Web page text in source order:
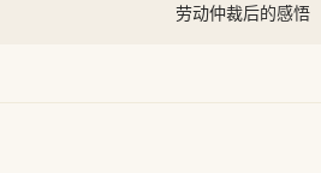
劳动仲裁后的感悟